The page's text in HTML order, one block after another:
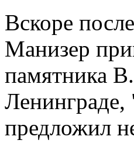
Вскоре
Манизер
памятника
предложил